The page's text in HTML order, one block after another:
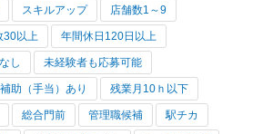
スキルアップ 店舗数1～9
30以上 年間休日120日以上
し 未経験者も応募可能
助（手当）あり 残業月10ｈ以下
総合門前 管理職候補 駅チカ